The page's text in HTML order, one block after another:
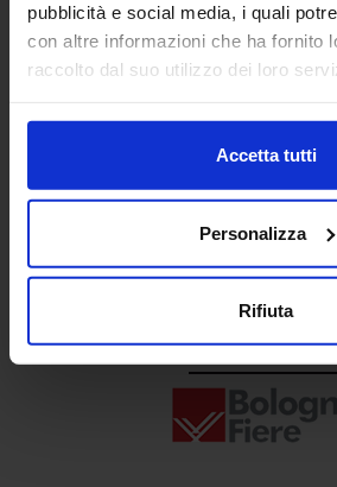
pubblicità e social media, i quali
con altre informazioni che ha fornito
raccolto dal suo utilizzo dei loro
Accetta tutti
Personalizza
Rifiuta
+ 39 02.332039460
Progetto e direzione